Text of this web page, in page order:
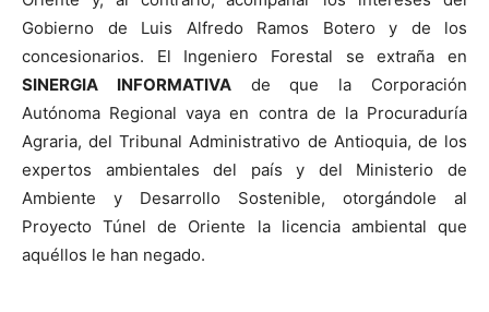
Gobierno de Luis Alfredo Ramos Botero y de los
concesionarios. El Ingeniero Forestal se extraña en
SINERGIA INFORMATIVAde que la Corporación
Autónoma Regional vaya en contra de la Procuraduría
Agraria, del Tribunal Administrativo de Antioquia, de los
expertos ambientales del país y del Ministerio de
Ambiente y Desarrollo Sostenible, otorgándole al
Proyecto Túnel de Oriente la licencia ambiental que
aquéllos le han negado.